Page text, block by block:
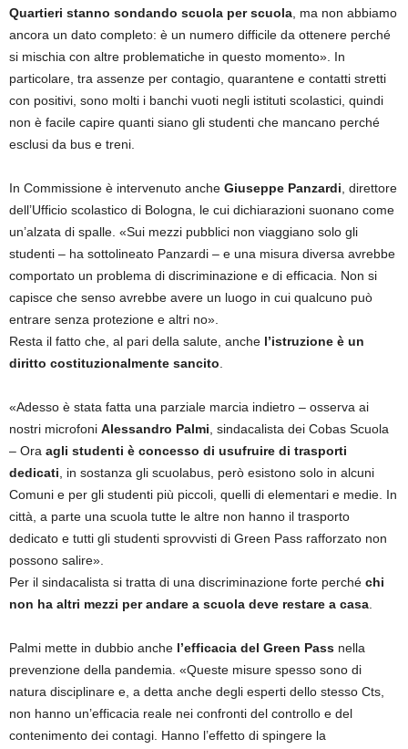
Quartieri stanno sondando scuola per scuola, ma non abbiamo
ancora un dato completo: è un numero difficile da ottenere perché
si mischia con altre problematiche in questo momento». In
particolare, tra assenze per contagio, quarantene e contatti stretti
con positivi, sono molti i banchi vuoti negli istituti scolastici, quindi
non è facile capire quanti siano gli studenti che mancano perché
esclusi da bus e treni.
In Commissione è intervenuto anche Giuseppe Panzardi, direttore
dell’Ufficio scolastico di Bologna, le cui dichiarazioni suonano come
un’alzata di spalle. «Sui mezzi pubblici non viaggiano solo gli
studenti – ha sottolineato Panzardi – e una misura diversa avrebbe
comportato un problema di discriminazione e di efficacia. Non si
capisce che senso avrebbe avere un luogo in cui qualcuno può
entrare senza protezione e altri no».
Resta il fatto che, al pari della salute, anche l’istruzione è un
diritto costituzionalmente sancito.
«Adesso è stata fatta una parziale marcia indietro – osserva ai
nostri microfoni Alessandro Palmi, sindacalista dei Cobas Scuola
– Ora agli studenti è concesso di usufruire di trasporti
dedicati, in sostanza gli scuolabus, però esistono solo in alcuni
Comuni e per gli studenti più piccoli, quelli di elementari e medie. In
città, a parte una scuola tutte le altre non hanno il trasporto
dedicato e tutti gli studenti sprovvisti di Green Pass rafforzato non
possono salire».
Per il sindacalista si tratta di una discriminazione forte perché chi
non ha altri mezzi per andare a scuola deve restare a casa.
Palmi mette in dubbio anche l’efficacia del Green Pass nella
prevenzione della pandemia. «Queste misure spesso sono di
natura disciplinare e, a detta anche degli esperti dello stesso Cts,
non hanno un’efficacia reale nei confronti del controllo e del
contenimento dei contagi. Hanno l’effetto di spingere la